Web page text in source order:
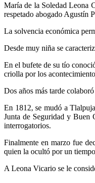
María de la Soledad Leona
respetado abogado Agustín
La solvencia económica
Desde muy niña se
En el bufete de su tío
criolla por los
Dos años más tarde
En 1812, se mudó a
Junta de Seguridad y Buen
interrogatorios.
Finalmente en marzo fue
quien la ocultó por un
A Leona Vicario se le